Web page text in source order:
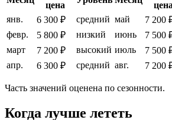
цена
цена
янв.
6 300 ₽ средний май 7 200
февр.
5 800 ₽ низкий июнь 7 500
март
7 200 ₽ высокий июль 7 500
апр.
6 300 ₽ средний авг. 7 200
Часть значений оценена по сезонности.
Когда лучше лететь